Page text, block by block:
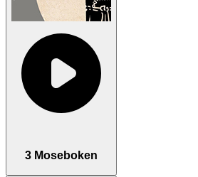
3 Moseboken